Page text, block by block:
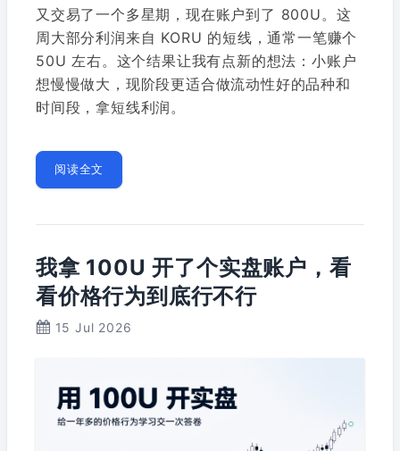
又交易了一个多星期，现在账户到了 800U。这
周大部分利润来自 KORU 的短线，通常一笔赚个
50U 左右。这个结果让我有点新的想法：小账户
想慢慢做大，现阶段更适合做流动性好的品种和
时间段，拿短线利润。
阅读全文
我拿 100U 开了个实盘账户，看
看价格行为到底行不行
15 Jul 2026